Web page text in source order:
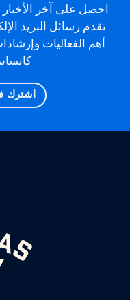
احصل على آخر
أهم الفعاليات
اشترك